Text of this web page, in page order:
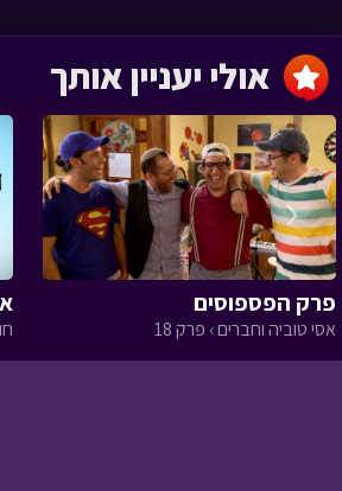
וארבעה
המסע לבר המצווה › פרק
34
פרק שלושים ושלושה
המסע לבר המצווה › פרק
33
פרק הפספוסים
אסי טוביה וחברים › פרק 18
‹